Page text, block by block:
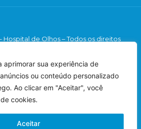
aprimorar sua experiência de
ou conteúdo personalizado
Ao clicar em "Aceitar", você
cookies.
Aceitar
Hospital de Olhos – Todos os direitos
– CRM: 125547 – RQE: 42548.
meramente ilustrativas.